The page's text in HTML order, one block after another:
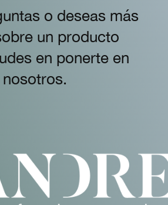
o deseas más
un producto
en ponerte en